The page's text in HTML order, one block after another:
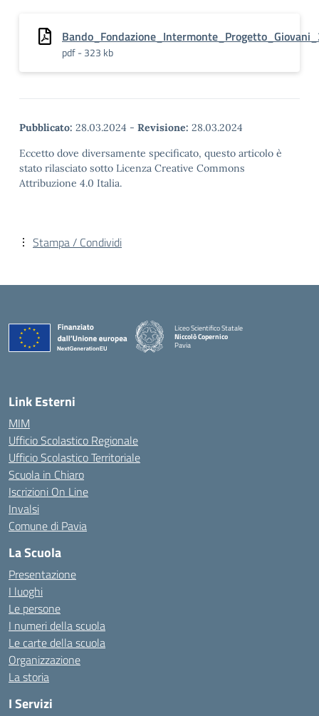
pdf - 323 kb
Pubblicato: 28.03.2024 - Revisione: 28.03.2024
Eccetto dove diversamente specificato, questo articolo è
stato rilasciato sotto Licenza Creative Commons
Attribuzione 4.0 Italia.
Stampa / Condividi
Liceo Scientifico Statale
Niccolò Copernico
Pavia
Link Esterni
MIM
Ufficio Scolastico Regionale
Ufficio Scolastico Territoriale
Scuola in Chiaro
Iscrizioni On Line
Invalsi
Comune di Pavia
La Scuola
Presentazione
I luoghi
Le persone
I numeri della scuola
Le carte della scuola
Organizzazione
La storia
I Servizi